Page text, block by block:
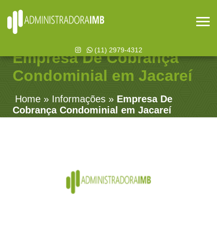
(11) 2979-4312
Empresa De Cobrança
Condominial em Jacareí
Home » Informações » Empresa De
Cobrança Condominial em Jacareí